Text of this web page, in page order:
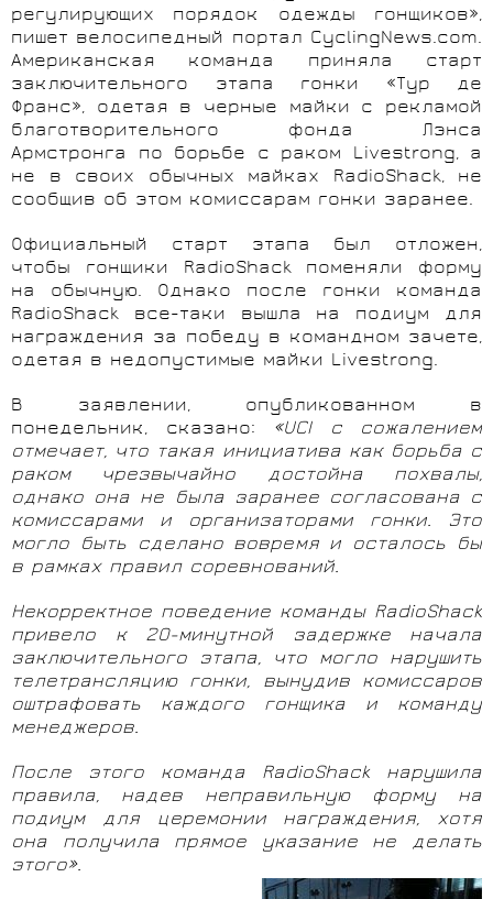
регулирующих порядок одежды гонщиков»,
пишет велосипедный портал CyclingNews.com.
Американская команда приняла старт
заключительного этапа гонки «Тур де
Франс», одетая в черные майки с рекламой
благотворительного фонда Лэнса
Армстронга по борьбе с раком Livestrong, а
не в своих обычных майках RadioShack, не
сообщив об этом комиссарам гонки заранее.
Официальный старт этапа был отложен,
чтобы гонщики RadioShack поменяли форму
на обычную. Однако после гонки команда
RadioShack все-таки вышла на подиум для
награждения за победу в командном зачете,
одетая в недопустимые майки Livestrong.
В заявлении, опубликованном в
понедельник, сказано: «UCI с сожалением
отмечает, что такая инициатива как борьба с
раком чрезвычайно достойна похвалы,
однако она не была заранее согласована с
комиссарами и организаторами гонки. Это
могло быть сделано вовремя и осталось бы
в рамках правил соревнований.
Некорректное поведение команды RadioShack
привело к 20-минутной задержке начала
заключительного этапа, что могло нарушить
телетрансляцию гонки, вынудив комиссаров
оштрафовать каждого гонщика и команду
менеджеров.
После этого команда RadioShack нарушила
правила, надев неправильную форму на
подиум для церемонии награждения, хотя
она получила прямое указание не делать
этого».